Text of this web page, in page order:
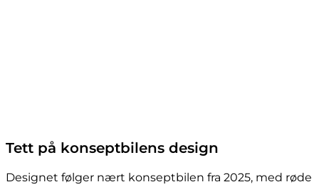
Tett på konseptbilens design
Designet følger nært konseptbilen fra 2025, med røde